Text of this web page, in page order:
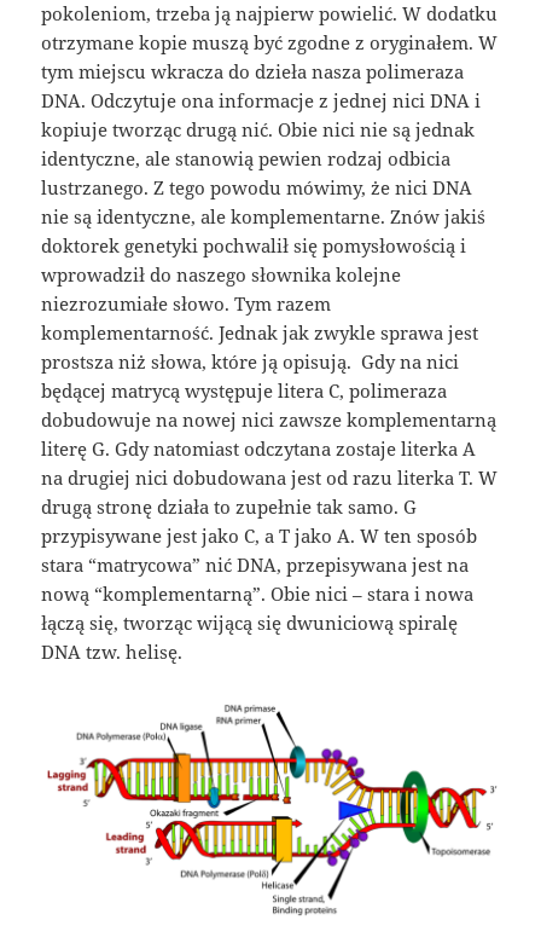
pokoleniom, trzeba ją najpierw powielić. W dodatku
otrzymane kopie muszą być zgodne z oryginałem. W
tym miejscu wkracza do dzieła nasza polimeraza
DNA. Odczytuje ona informacje z jednej nici DNA i
kopiuje tworząc drugą nić. Obie nici nie są jednak
identyczne, ale stanowią pewien rodzaj odbicia
lustrzanego. Z tego powodu mówimy, że nici DNA
nie są identyczne, ale komplementarne. Znów jakiś
doktorek genetyki pochwalił się pomysłowością i
wprowadził do naszego słownika kolejne
niezrozumiałe słowo. Tym razem
komplementarność. Jednak jak zwykle sprawa jest
prostsza niż słowa, które ją opisują. Gdy na nici
będącej matrycą występuje litera C, polimeraza
dobudowuje na nowej nici zawsze komplementarną
literę G. Gdy natomiast odczytana zostaje literka A
na drugiej nici dobudowana jest od razu literka T. W
drugą stronę działa to zupełnie tak samo. G
przypisywane jest jako C, a T jako A. W ten sposób
stara “matrycowa” nić DNA, przepisywana jest na
nową “komplementarną”. Obie nici – stara i nowa
łączą się, tworząc wijącą się dwuniciową spiralę
DNA tzw. helisę.